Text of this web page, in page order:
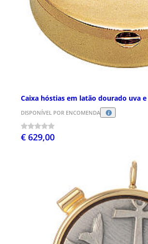
Caixa hóstias em latão dourado uva
DISPONÍVEL POR ENCOMENDA
€ 629,00